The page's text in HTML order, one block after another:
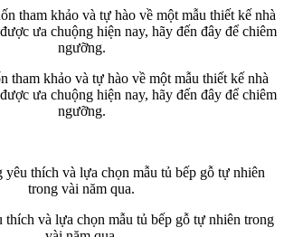
tham khảo và tự hào về một mẫu thiết kế nhà
ưa chuộng hiện nay, hãy đến đây để chiêm
ngưỡng.
thích và lựa chọn mẫu tủ bếp gỗ tự nhiên trong